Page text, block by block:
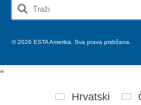
Search
for:
© 2026 ESTA Amerika. Sva prava pridržana.
''
Hrvatski